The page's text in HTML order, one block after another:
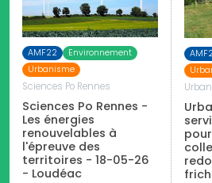
AMF22
Environnement
Urbanisme
Sciences Po Rennes
Sciences Po Rennes -
Les énergies
renouvelables à
l'épreuve des
territoires - 18-05-26
- Loudéac